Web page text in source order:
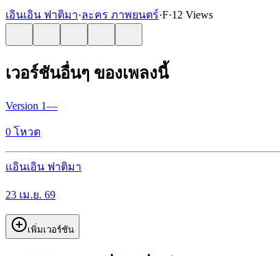
เอินเอิน ฟาติมา·ละคร ภาพยนตร์·F·12 Views
เวอร์ชันอื่นๆ ของเพลงนี้
Version 1—
0 โหวต
เเอินเอิน ฟาติมา
23 เม.ย. 69
เพิ่มเวอร์ชัน